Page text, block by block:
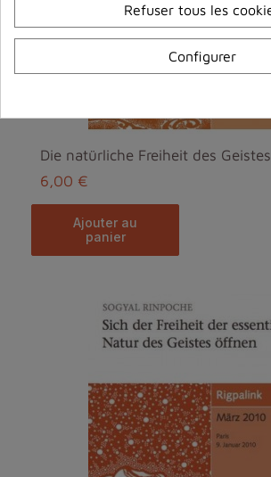
6,00 €
ajouter au
panier
Refuser tous les
Configurer